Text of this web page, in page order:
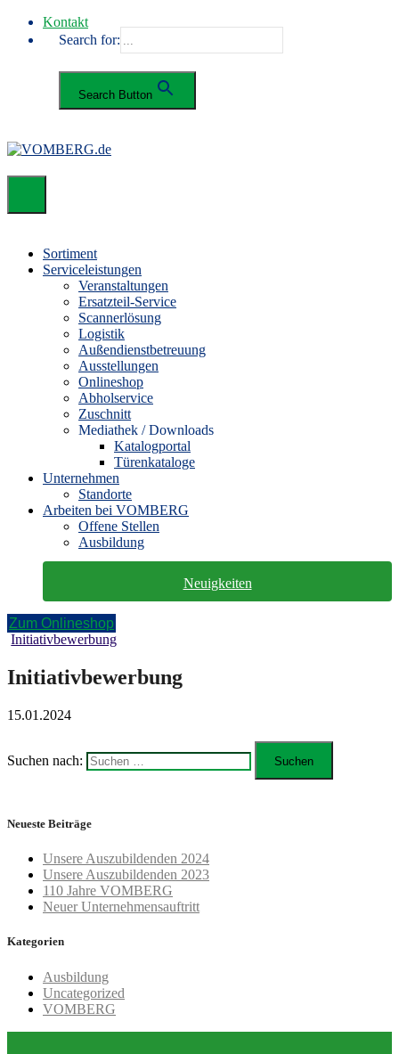
Kontakt
Search for:
Search Button
Sortiment
Serviceleistungen
Veranstaltungen
Ersatzteil-Service
Scannerlösung
Logistik
Außendienstbetreuung
Ausstellungen
Onlineshop
Abholservice
Zuschnitt
Mediathek / Downloads
Katalogportal
Türenkataloge
Unternehmen
Standorte
Arbeiten bei VOMBERG
Offene Stellen
Ausbildung
Neuigkeiten
Zum Onlineshop
Initiativbewerbung
Initiativbewerbung
15.01.2024
Suchen nach:
Neueste Beiträge
Unsere Auszubildenden 2024
Unsere Auszubildenden 2023
110 Jahre VOMBERG
Neuer Unternehmensauftritt
Kategorien
Ausbildung
Uncategorized
VOMBERG